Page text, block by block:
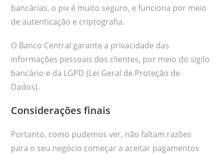
bancárias, o pix é muito seguro, e funciona por meio
de autenticação e criptografia.
O Banco Central garante a privacidade das
informações pessoais dos clientes, por meio do sigilo
bancário e da LGPD (Lei Geral de Proteção de
Dados).
Considerações finais
Portanto, como pudemos ver, não faltam razões
para o seu negócio começar a aceitar pagamentos